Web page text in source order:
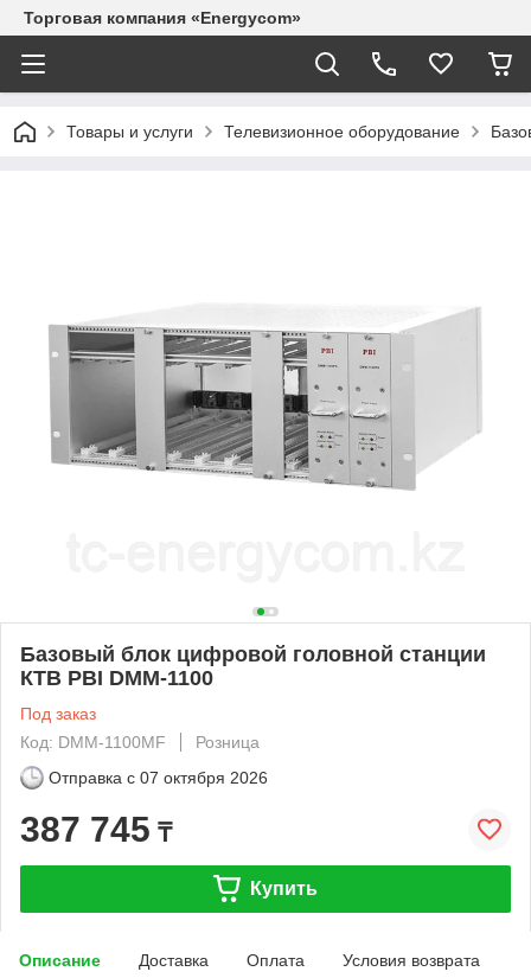
Торговая компания «Energycom»
Товары и услуги Телевизионное оборудование
Базовый блок цифровой головной станции
КТВ PBI DMM-1100
Под заказ
Код: DMM-1100MF
Розница
Отправка с 07 октября 2026
387 745 ₸
Купить
Описание Доставка Оплата Условия возврата